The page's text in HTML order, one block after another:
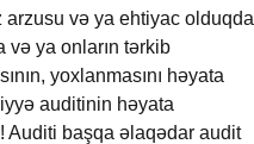
və ya ehtiyac olduqda
ya onların tərkib
, yoxlanmasını həyata
auditinin həyata
Auditi başqa əlaqədar audit